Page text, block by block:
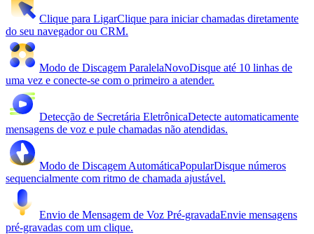
Clique para LigarClique para iniciar chamadas diretamente
do seu navegador ou CRM.
Modo de Discagem ParalelaNovoDisque até 10 linhas de
uma vez e conecte-se com o primeiro a atender.
Detecção de Secretária EletrônicaDetecte automaticamente
mensagens de voz e pule chamadas não atendidas.
Modo de Discagem AutomáticaPopularDisque números
sequencialmente com ritmo de chamada ajustável.
Envio de Mensagem de Voz Pré-gravadaEnvie mensagens
pré-gravadas com um clique.